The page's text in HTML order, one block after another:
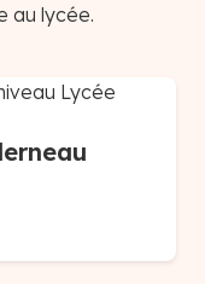
au lycée.